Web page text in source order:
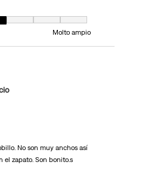
Molto ampio
No son muy anchos así
el zapato. Son bonito.s